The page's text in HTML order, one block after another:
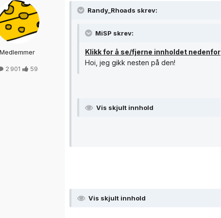
Medlemmer
2 901 59
Randy_Rhoads skrev:
MiSP skrev:
Klikk for å se/fjerne innholdet nedenfor
Hoi, jeg gikk nesten på den!
Vis skjult innhold
Vis skjult innhold